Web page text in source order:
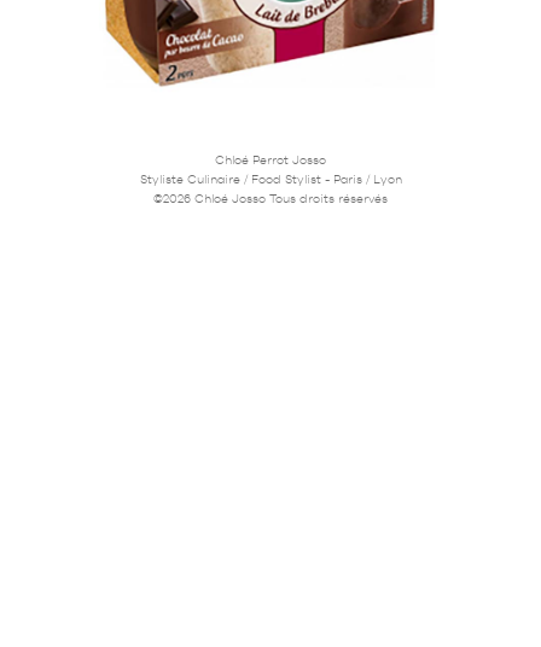
Chloé Perrot Josso
Styliste Culinaire / Food Stylist - Paris / Lyon
©2026 Chloé Josso Tous droits réservés